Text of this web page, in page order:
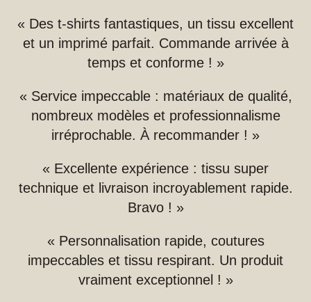
« Des t-shirts fantastiques, un tissu excellent
et un imprimé parfait. Commande arrivée à
temps et conforme ! »
« Service impeccable : matériaux de qualité,
nombreux modèles et professionnalisme
irréprochable. À recommander ! »
« Excellente expérience : tissu super
technique et livraison incroyablement rapide.
Bravo ! »
« Personnalisation rapide, coutures
impeccables et tissu respirant. Un produit
vraiment exceptionnel ! »